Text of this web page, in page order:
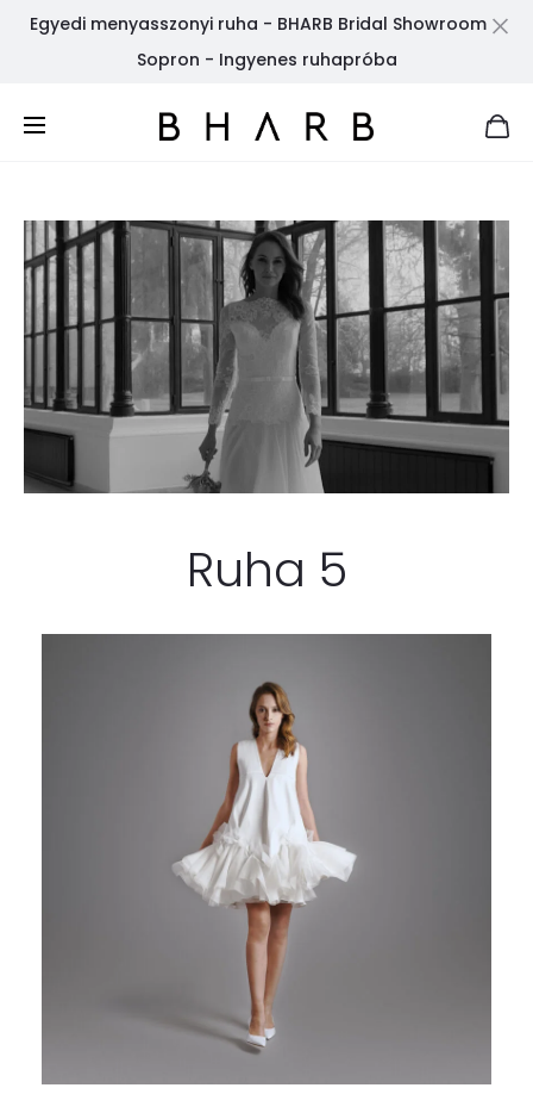
Egyedi menyasszonyi ruha - BHARB Bridal Showroom
Sopron - Ingyenes ruhapróba
Ruha 5